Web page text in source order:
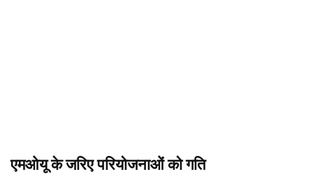
एमओयू के जरिए परियोजनाओं को गति